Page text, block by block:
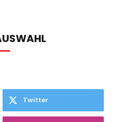
Twitter